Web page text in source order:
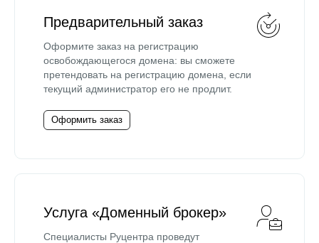
Предварительный заказ
Оформите заказ на регистрацию
освобождающегося домена: вы сможете
претендовать на регистрацию домена, если
текущий администратор его не продлит.
Оформить заказ
Услуга «Доменный брокер»
Специалисты Руцентра проведут